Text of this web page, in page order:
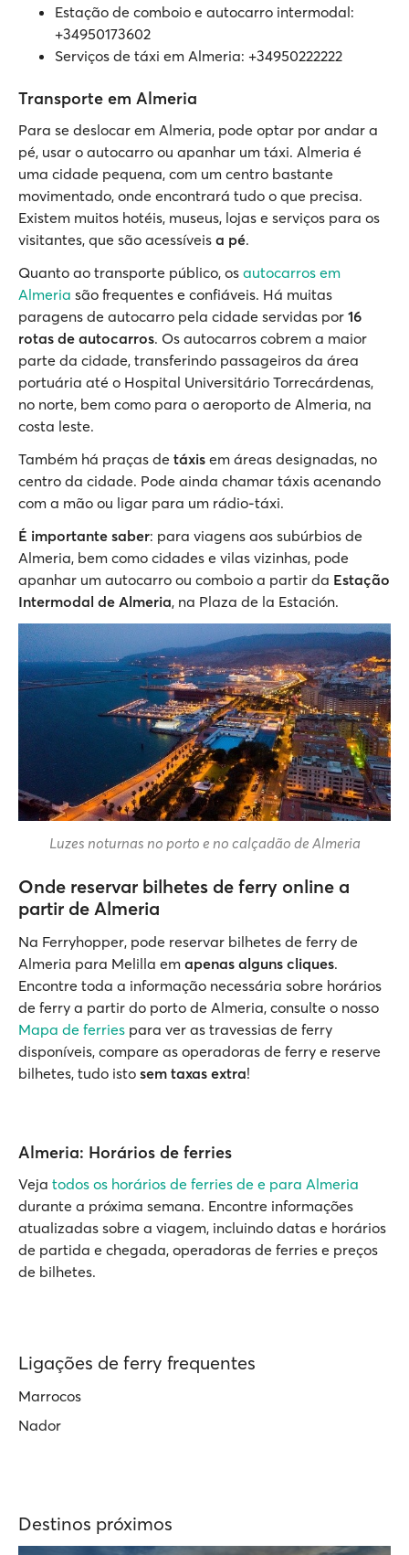
Estação de comboio e autocarro intermodal:
+34950173602
Serviços de táxi em Almeria: +34950222222
Transporte em Almeria
Para se deslocar em Almeria, pode optar por andar a
pé, usar o autocarro ou apanhar um táxi. Almeria é
uma cidade pequena, com um centro bastante
movimentado, onde encontrará tudo o que precisa.
Existem muitos hotéis, museus, lojas e serviços para os
visitantes, que são acessíveis a pé.
Quanto ao transporte público, os autocarros em
Almeria são frequentes e confiáveis. Há muitas
paragens de autocarro pela cidade servidas por 16
rotas de autocarros. Os autocarros cobrem a maior
parte da cidade, transferindo passageiros da área
portuária até o Hospital Universitário Torrecárdenas,
no norte, bem como para o aeroporto de Almeria, na
costa leste.
Também há praças de táxis em áreas designadas, no
centro da cidade. Pode ainda chamar táxis acenando
com a mão ou ligar para um rádio-táxi.
É importante saber: para viagens aos subúrbios de
Almeria, bem como cidades e vilas vizinhas, pode
apanhar um autocarro ou comboio a partir da Estação
Intermodal de Almeria, na Plaza de la Estación.
Luzes noturnas no porto e no calçadão de Almeria
Onde reservar bilhetes de ferry online a
partir de Almeria
Na Ferryhopper, pode reservar bilhetes de ferry de
Almeria para Melilla em apenas alguns cliques.
Encontre toda a informação necessária sobre horários
de ferry a partir do porto de Almeria, consulte o nosso
Mapa de ferries para ver as travessias de ferry
disponíveis, compare as operadoras de ferry e reserve
bilhetes, tudo isto sem taxas extra!
Almeria: Horários de ferries
Veja todos os horários de ferries de e para Almeria
durante a próxima semana. Encontre informações
atualizadas sobre a viagem, incluindo datas e horários
de partida e chegada, operadoras de ferries e preços
de bilhetes.
Ligações de ferry frequentes
Marrocos
Nador
Destinos próximos